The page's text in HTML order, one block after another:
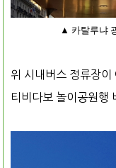
▲ 카탈루냐
위 시내버스 정류장
티비다보 놀이공원행